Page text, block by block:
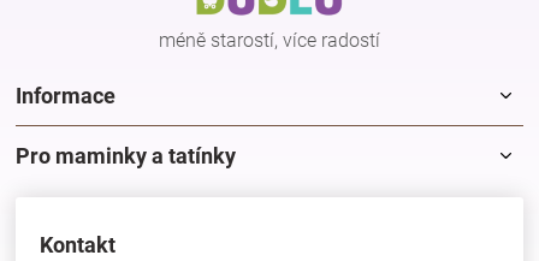
méně starostí, více radostí
Informace
Pro maminky a tatínky
Kontakt